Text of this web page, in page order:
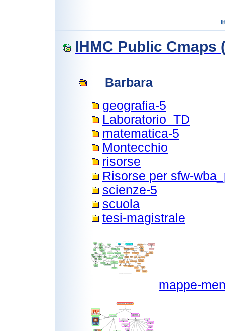
IHMC Public Cmaps
__Barbara
geografia-5
Laboratorio_TD
matematica-5
Montecchio
risorse
Risorse per sfw-
scienze-5
scuola
tesi-magistrale
mappe-